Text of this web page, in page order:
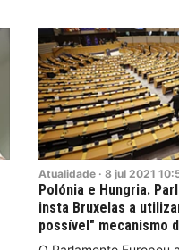
Atualidade · 8 jul 2021
Polónia e Hungria.
insta Bruxelas a
possível" mecanismo